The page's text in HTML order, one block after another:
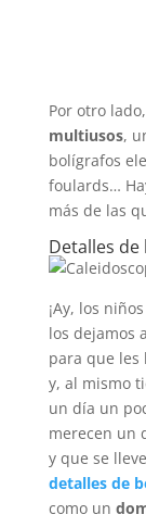
Por otro
multiusos,
bolígrafos
foulards…
más de las
Detalles
¡Ay, los
los dejamos
para que les
y, al mismo
un día un
merecen un
y que se
detalles de
como un